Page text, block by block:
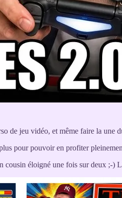
de jeu vidéo, et même faire la une
pour pouvoir en profiter
cousin éloigné une fois sur deux ;-)